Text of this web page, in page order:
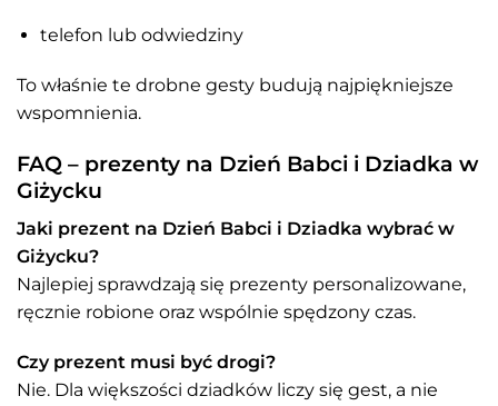
telefon lub odwiedziny
To właśnie te drobne gesty budują najpiękniejsze
wspomnienia.
FAQ – prezenty na Dzień Babci i Dziadka w
Giżycku
Jaki prezent na Dzień Babci i Dziadka wybrać w
Giżycku?
Najlepiej sprawdzają się prezenty personalizowane,
ręcznie robione oraz wspólnie spędzony czas.
Czy prezent musi być drogi?
Nie. Dla większości dziadków liczy się gest, a nie